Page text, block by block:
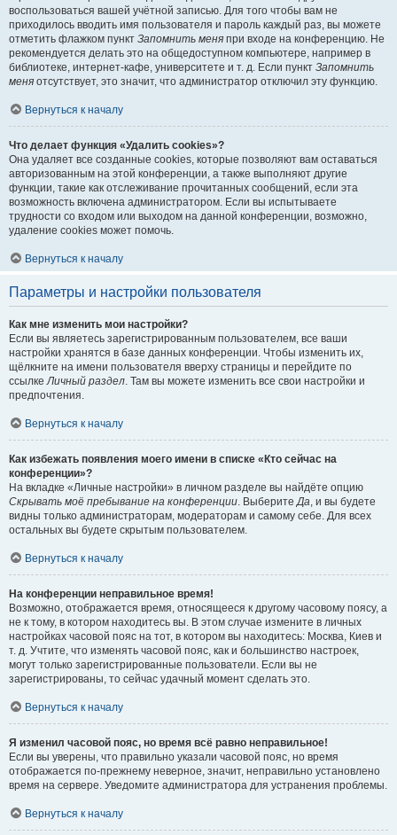
воспользоваться вашей учётной записью. Для того чтобы вам не
приходилось вводить имя пользователя и пароль каждый раз, вы можете
отметить флажком пункт Запомнить меня при входе на конференцию. Не
рекомендуется делать это на общедоступном компьютере, например в
библиотеке, интернет-кафе, университете и т. д. Если пункт Запомнить
меня отсутствует, это значит, что администратор отключил эту функцию.
Вернуться к началу
Что делает функция «Удалить cookies»?
Она удаляет все созданные cookies, которые позволяют вам оставаться
авторизованным на этой конференции, а также выполняют другие
функции, такие как отслеживание прочитанных сообщений, если эта
возможность включена администратором. Если вы испытываете
трудности со входом или выходом на данной конференции, возможно,
удаление cookies может помочь.
Вернуться к началу
Параметры и настройки пользователя
Как мне изменить мои настройки?
Если вы являетесь зарегистрированным пользователем, все ваши
настройки хранятся в базе данных конференции. Чтобы изменить их,
щёлкните на имени пользователя вверху страницы и перейдите по
ссылкеЛичный раздел. Там вы можете изменить все свои настройки и
предпочтения.
Вернуться к началу
Как избежать появления моего имени в списке «Кто сейчас на
конференции»?
На вкладке «Личные настройки» в личном разделе вы найдёте опцию
Скрывать моё пребывание на конференции. ВыберитеДа, и вы будете
видны только администраторам, модераторам и самому себе. Для всех
остальных вы будете скрытым пользователем.
Вернуться к началу
На конференции неправильное время!
Возможно, отображается время, относящееся к другому часовому поясу, а
не к тому, в котором находитесь вы. В этом случае измените в личных
настройках часовой пояс на тот, в котором вы находитесь: Москва, Киев и
т. д. Учтите, что изменять часовой пояс, как и большинство настроек,
могут только зарегистрированные пользователи. Если вы не
зарегистрированы, то сейчас удачный момент сделать это.
Вернуться к началу
Я изменил часовой пояс, но время всё равно неправильное!
Если вы уверены, что правильно указали часовой пояс, но время
отображается по-прежнему неверное, значит, неправильно установлено
время на сервере. Уведомите администратора для устранения проблемы.
Вернуться к началу